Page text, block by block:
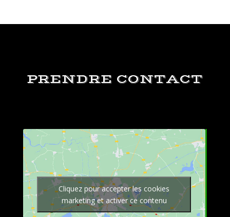
PRENDRE CONTACT
Cliquez pour accepter les cookies
marketing et activer ce contenu